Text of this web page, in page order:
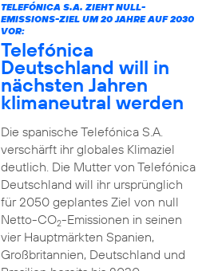
TELEFÓNICA S.A. ZIEHT NULL-
EMISSIONS-ZIEL UM 20 JAHRE AUF 2030
VOR:
Telefónica
Deutschland will in
nächsten Jahren
klimaneutral werden
Die spanische Telefónica S.A.
verschärft ihr globales Klimaziel
deutlich. Die Mutter von Telefónica
Deutschland will ihr ursprünglich
für 2050 geplantes Ziel von null
Netto-CO2-Emissionen in seinen
vier Hauptmärkten Spanien,
Großbritannien, Deutschland und